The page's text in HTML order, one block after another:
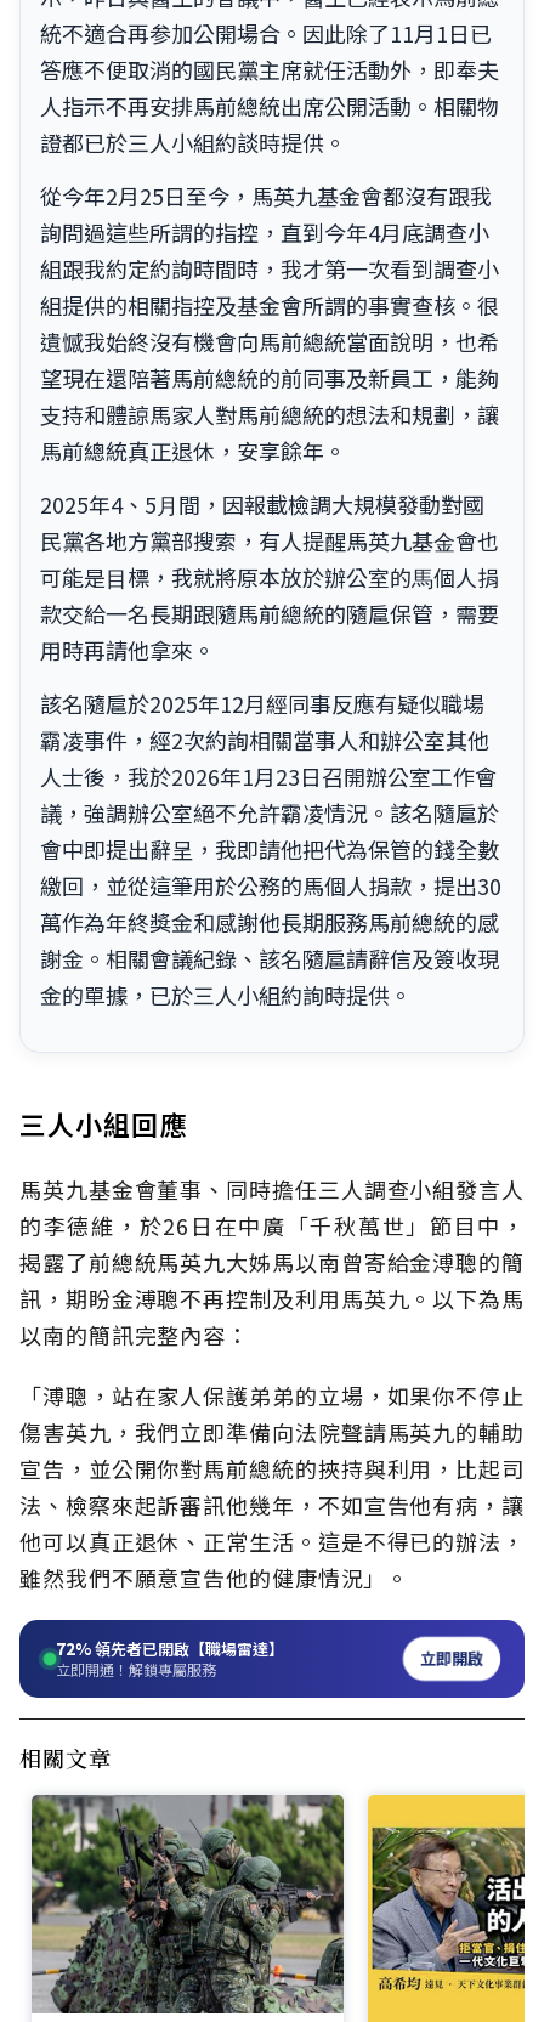
統不適合再参加公開場合。因此除了11月1日已
答應不便取消的國民黨主席就任活動外，即奉夫
人指示不再安排馬前總統出席公開活動。相關物
證都已於三人小組約談時提供。
從今年2月25日至今，馬英九基金會都沒有跟我
詢問過這些所謂的指控，直到今年4月底調查小
組跟我約定約詢時間時，我才第一次看到調查小
組提供的相關指控及基金會所謂的事實查核。很
遺憾我始終沒有機會向馬前總統當面說明，也希
望現在還陪著馬前總統的前同事及新員工，能夠
支持和體諒馬家人對馬前總統的想法和規劃，讓
馬前總統真正退休，安享餘年。
2025年4、5⽉間，因報載檢調⼤規模發動對國
民黨各地⽅黨部搜索，有⼈提醒馬英九基⾦會也
可能是⽬標，我就將原本放於辦公室的⾺個⼈捐
款交給一名長期跟隨馬前總統的隨扈保管，需要
⽤時再請他拿來。
該名隨扈於2025年12月經同事反應有疑似職場
霸凌事件，經2次約詢相關當事人和辦公室其他
人士後，我於2026年1月23日召開辦公室工作會
議，強調辦公室絕不允許霸凌情況。該名隨扈於
會中即提出辭呈，我即請他把代為保管的錢全數
繳回，並從這筆用於公務的馬個人捐款，提出30
萬作為年終獎金和感謝他長期服務馬前總統的感
謝金。相關會議紀錄、該名隨扈請辭信及簽收現
金的單據，已於三人小組約詢時提供。
三人小組回應
馬英九基金會董事、同時擔任三人調查小組發言人
的李德維，於26日在中廣「千秋萬世」節目中，
揭露了前總統馬英九大姊馬以南曾寄給金溥聰的簡
訊，期盼金溥聰不再控制及利用馬英九。以下為馬
以南的簡訊完整內容：
「溥聰，站在家人保護弟弟的立場，如果你不停止
傷害英九，我們立即準備向法院聲請馬英九的輔助
宣告，並公開你對馬前總統的挾持與利用，比起司
法、檢察來起訴審訊他幾年，不如宣告他有病，讓
他可以真正退休、正常生活。這是不得已的辦法，
雖然我們不願意宣告他的健康情況」。
72%領先者已開啟【職場雷達】
立即開通！解鎖專屬服務 立即開啟
相關文章